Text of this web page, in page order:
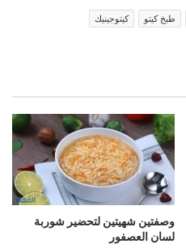
طبخ كيتو كيتوجينيك
وصفتين شهيتين لتحضير شوربة
لسان العصفور